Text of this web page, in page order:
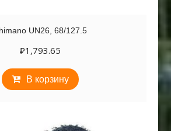
UN26, 68/127.5
₽1,793.65
В корзину